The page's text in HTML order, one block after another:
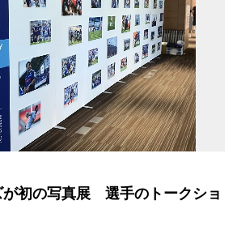
が初の写真展 選手のトークショ